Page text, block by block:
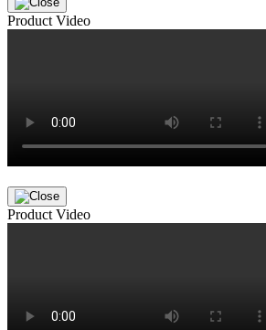
Product Video
Product Video